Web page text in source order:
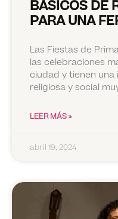
BÁSICOS DE
PARA UNA
Las Fiestas de
las celebraciones
ciudad y tienen
religiosa y social
LEER MÁS »
abril 19, 2024